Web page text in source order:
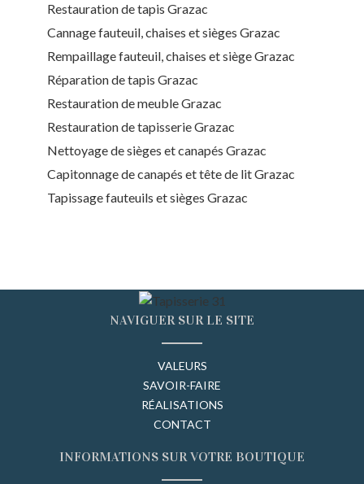
Restauration de tapis Grazac
Cannage fauteuil, chaises et sièges Grazac
Rempaillage fauteuil, chaises et siège Grazac
Réparation de tapis Grazac
Restauration de meuble Grazac
Restauration de tapisserie Grazac
Nettoyage de sièges et canapés Grazac
Capitonnage de canapés et tête de lit Grazac
Tapissage fauteuils et sièges Grazac
NAVIGUER SUR LE SITE
VALEURS
SAVOIR-FAIRE
RÉALISATIONS
CONTACT
INFORMATIONS SUR VOTRE BOUTIQUE